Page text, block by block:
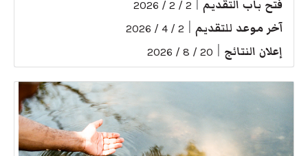
فتح باب التقديم 2 / 2 / 2026
آخر موعد للتقديم 2 / 4 / 2026
إعلان النتائج 20 / 8 / 2026